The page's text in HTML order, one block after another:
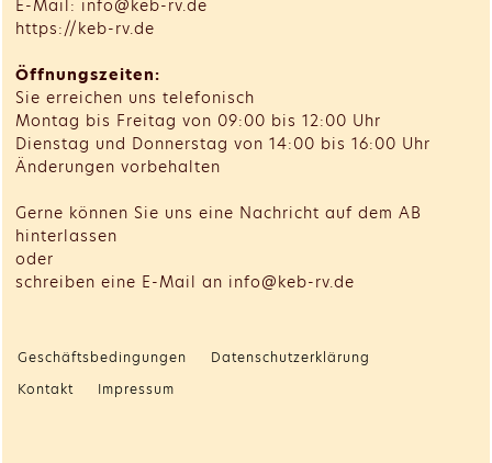
E-Mail: info@keb-rv.de
https://keb-rv.de
Öffnungszeiten:
Sie erreichen uns telefonisch
Montag bis Freitag von 09:00 bis 12:00 Uhr
Dienstag und Donnerstag von 14:00 bis 16:00 Uhr
Änderungen vorbehalten
Gerne können Sie uns eine Nachricht auf dem AB
hinterlassen
oder
schreiben eine E-Mail an info@keb-rv.de
Geschäftsbedingungen
Datenschutzerklärung
Kontakt
Impressum